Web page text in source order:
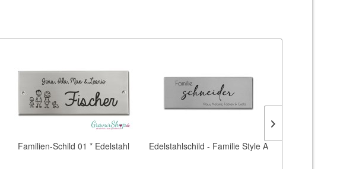
Familien-Schild 01 * Edelstahl Edelstahlschild - Familie Style A